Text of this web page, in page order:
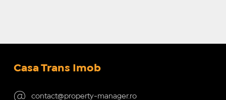
Casa Trans Imob
contact@property-manager.ro